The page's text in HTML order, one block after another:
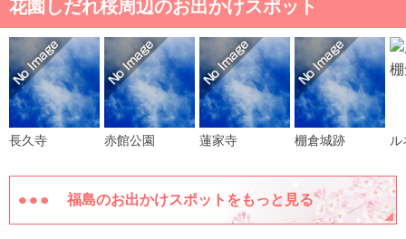
花園しだれ桜周辺のお出かけスポット
長久寺 赤館公園 蓮家寺 棚倉城跡
福島のお出かけスポットをもっと見る